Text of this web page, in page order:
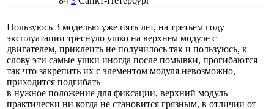
Пользуюсь 3 моделью уже пять лет, на третьем году
эксплуатации треснуло ушко на верхнем модуле с
двигателем, приклеить не получилось так и пользуюсь, к
слову эти самые ушки иногда после помывки, прогибаются
так что закрепить их с элементом модуля невозможно,
приходится подгибать
в нужное положение для фиксации, верхний модуль
практически ни когда не становится грязным, в отличии от